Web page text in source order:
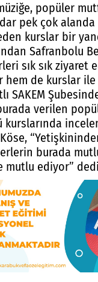
popüler
pek çok alanda
kurslar bir
Safranbolu
sık sık ziyaret
hem de kurslar
SAKEM
verilen
kurslarında
burada
mutlu ediyor”